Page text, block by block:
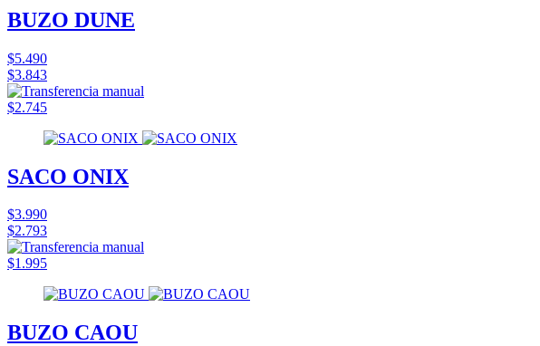
BUZO DUNE
$5.490
$3.843
$2.745
SACO ONIX
$3.990
$2.793
$1.995
BUZO CAOU